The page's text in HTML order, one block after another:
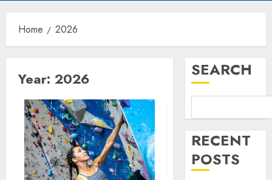
Home 2026
Year: 2026 SEARCH
RECENT
POSTS